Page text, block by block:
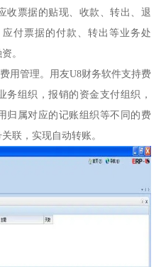
收票据的贴现、收款、转出、退
付票据的付款、转出等业务处
。
用管理。用友U8财务软件支持费
务组织，报销的资金支付组织，
归属对应的记账组织等不同的费
联，实现自动转账。